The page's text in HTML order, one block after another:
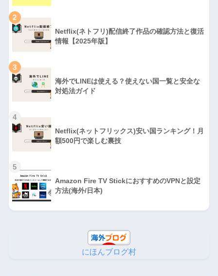
2
Netflix(ネトフリ)配信終了作品の確認方法と復活
情報【2025年版】
3
海外でLINEは使える？使えない国一覧と安全な
対処法ガイド
4
Netflix(ネットフリックス)安い国ランキング！月
額500円で楽しむ裏技
5
Amazon Fire TV StickにおすすめのVPNと設定
方法(海外/日本)
にほんブログ村